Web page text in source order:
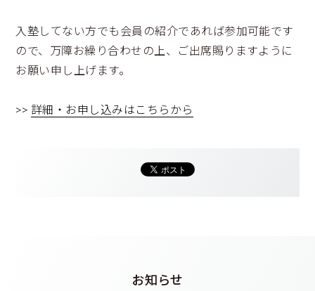
入塾してない方でも会員の紹介であれば参加可能です
ので、万障お繰り合わせの上、ご出席賜りますように
お願い申し上げます。
>> 詳細・お申し込みはこちらから
お知らせ